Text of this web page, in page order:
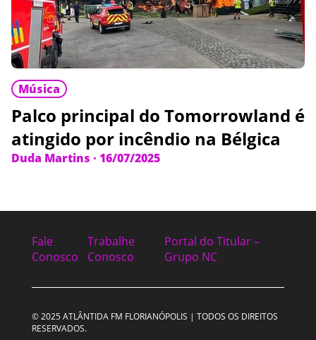
Música
Palco principal do Tomorrowland é
atingido por incêndio na Bélgica
Duda Martins · 16/07/2025
Fale
Conosco
Trabalhe
Conosco
Portal do Titular –
Grupo NC
© 2025 ATLÂNTIDA FM FLORIANÓPOLIS | TODOS OS DIREITOS
RESERVADOS.